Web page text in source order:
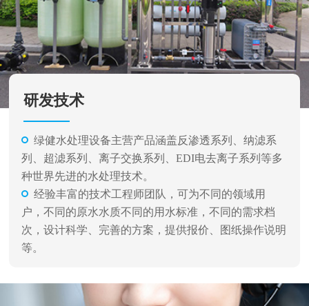
研发技术
绿健水处理设备主营产品涵盖反渗透系列、纳滤系
列、超滤系列、离子交换系列、EDI电去离子系列等多
种世界先进的水处理技术。
经验丰富的技术工程师团队，可为不同的领域用
户，不同的原水水质不同的用水标准，不同的需求档
次，设计科学、完善的方案，提供报价、图纸操作说明
等。